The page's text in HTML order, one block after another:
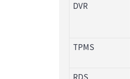
DVR
TPMS